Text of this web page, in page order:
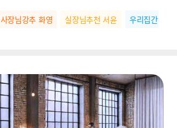
사장님강추 화영 실장님추천 서윤 우리집간판 수